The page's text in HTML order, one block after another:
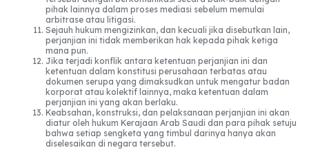
pihak lainnya dalam proses mediasi sebelum memulai
arbitrase atau litigasi.
Sejauh hukum mengizinkan, dan kecuali jika disebutkan lain,
perjanjian ini tidak memberikan hak kepada pihak ketiga
mana pun.
Jika terjadi konflik antara ketentuan perjanjian ini dan
ketentuan dalam konstitusi perusahaan terbatas atau
dokumen serupa yang dimaksudkan untuk mengatur badan
korporat atau kolektif lainnya, maka ketentuan dalam
perjanjian ini yang akan berlaku.
Keabsahan, konstruksi, dan pelaksanaan perjanjian ini akan
diatur oleh hukum Kerajaan Arab Saudi dan para pihak setuju
bahwa setiap sengketa yang timbul darinya hanya akan
diselesaikan di negara tersebut.